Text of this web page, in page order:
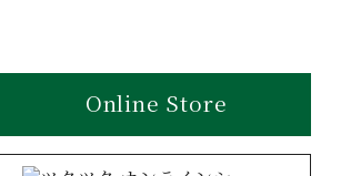
Online Store